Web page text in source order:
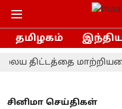
தமிழகம்
மாற்றியமைக்க
சினிமா செய்திகள்